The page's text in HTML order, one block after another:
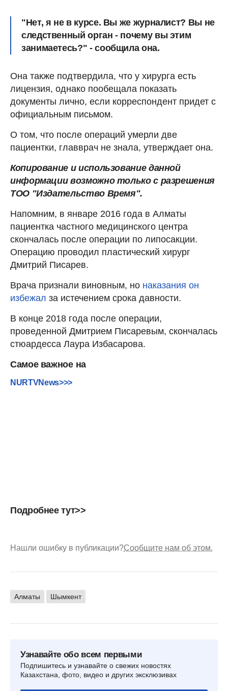
"Нет, я не в курсе. Вы же журналист? Вы не
следственный орган - почему вы этим
занимаетесь?" - сообщила она.
Она также подтвердила, что у хирурга есть
лицензия, однако пообещала показать
документы лично, если корреспондент придет с
официальным письмом.
О том, что после операций умерли две
пациентки, главврач не знала, утверждает она.
Копирование и использование данной
информации возможно только с разрешения
ТОО "Издательство Время".
Напомним, в январе 2016 года в Алматы
пациентка частного медицинского центра
скончалась после операции по липосакции.
Операцию проводил пластический хирург
Дмитрий Писарев.
Врача признали виновным, но наказания он
избежал за истечением срока давности.
В конце 2018 года после операции,
проведенной Дмитрием Писаревым, скончалась
стюардесса Лаура Избасарова.
Самое важное на
NURTVNews>>>
Подробнее тут>>
Нашли ошибку в публикации?Сообщите нам об этом.
Алматы Шымкент
Узнавайте обо всем первыми
Подпишитесь и узнавайте о свежих новостях
Казахстана, фото, видео и других эксклюзивах